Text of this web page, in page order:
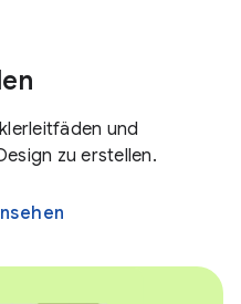
und
zu erstellen.